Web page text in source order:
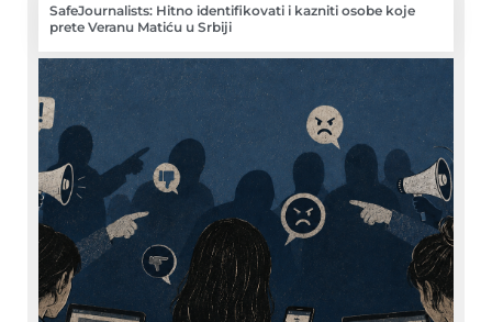
SafeJournalists: Hitno identifikovati i kazniti osobe koje
prete Veranu Matiću u Srbiji